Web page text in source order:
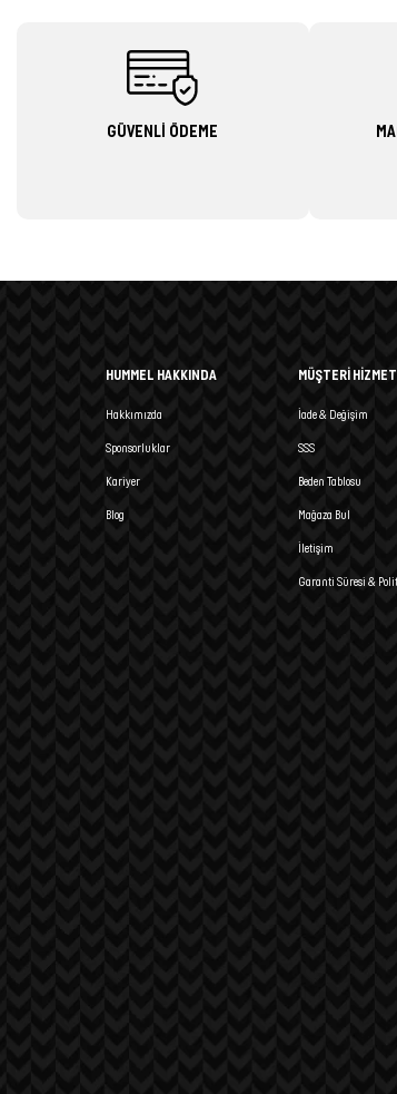
GÜVENLİ ÖDEME
HUMMEL HAKKINDA
Hakkımızda
Sponsorluklar
Kariyer
Blog
MÜŞTERİ
İade & Değişim
SSS
Beden Tablosu
Mağaza Bul
İletişim
Garanti Süresi &